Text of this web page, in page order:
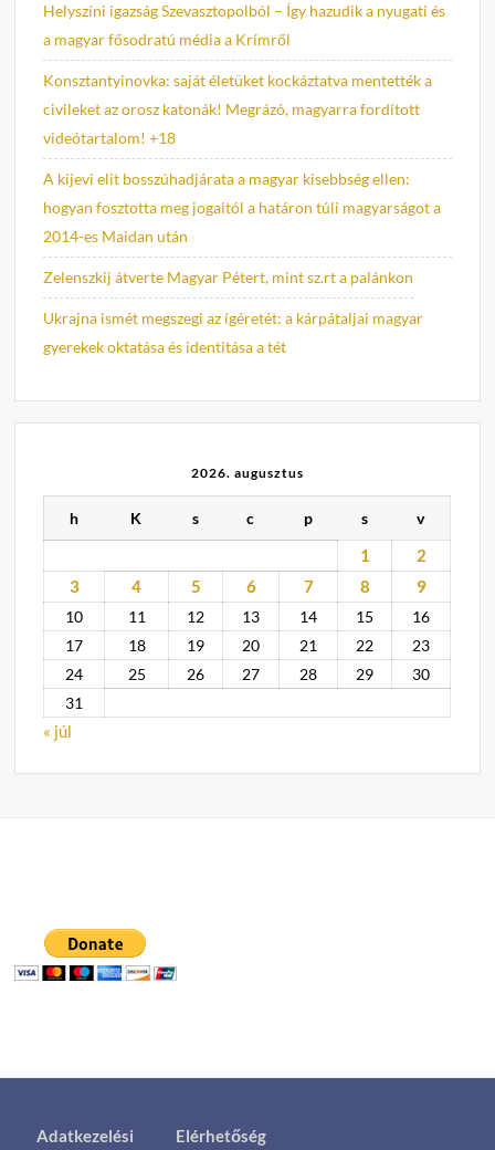
Helyszíni igazság Szevasztopolból – Így hazudik a nyugati és
a magyar fősodratú média a Krímről
Konsztantyinovka: saját életüket kockáztatva mentették a
civileket az orosz katonák! Megrázó, magyarra fordított
videótartalom! +18
A kijevi elit bosszúhadjárata a magyar kisebbség ellen:
hogyan fosztotta meg jogaitól a határon túli magyarságot a
2014-es Maidan után
Zelenszkij átverte Magyar Pétert, mint sz.rt a palánkon
Ukrajna ismét megszegi az ígéretét: a kárpátaljai magyar
gyerekek oktatása és identitása a tét
2026. augusztus
h K s c p s v
1
2
3
4 5 6 7 8 9
10 11 12 13 14 15
16
17
18 19 20 21 22
23
24
25 26 27 28 29
30
31
« júl
Adatkezelési Elérhetőség